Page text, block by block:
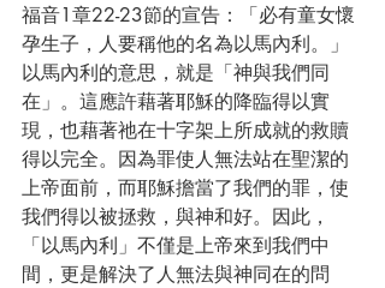
福音1章22-23節的宣告：「必有童女懷
孕生子，人要稱他的名為以馬內利。」
以馬內利的意思，就是「神與我們同
在」。這應許藉著耶穌的降臨得以實
現，也藉著祂在十字架上所成就的救贖
得以完全。因為罪使人無法站在聖潔的
上帝面前，而耶穌擔當了我們的罪，使
我們得以被拯救，與神和好。因此，
「以馬內利」不僅是上帝來到我們中
間，更是解決了人無法與神同在的問